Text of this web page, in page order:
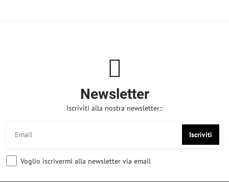
Newsletter
Iscriviti alla nostra newsletter::
Iscriviti
Voglio iscrivermi alla newsletter via email